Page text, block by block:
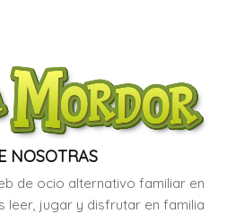
NOSOTRAS
de ocio alternativo familiar en
leer, jugar y disfrutar en familia